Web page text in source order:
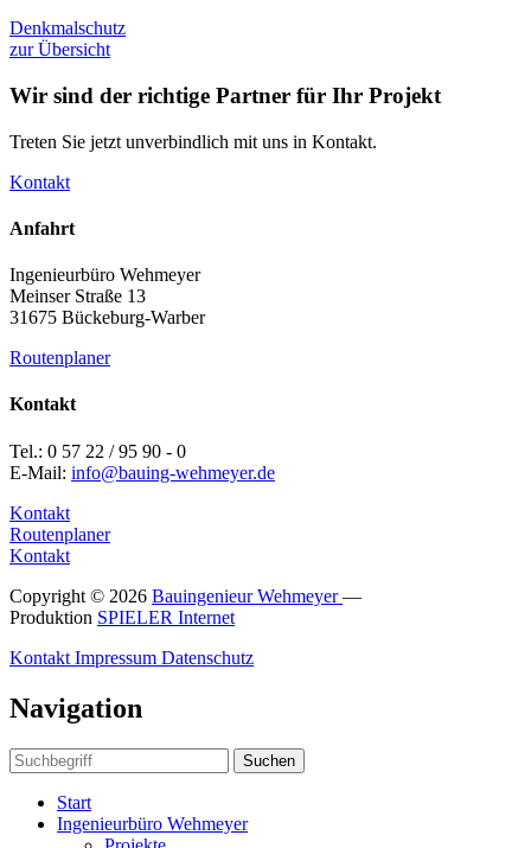
Denkmalschutz
zur Übersicht
Wir sind der richtige Partner für Ihr Projekt
Treten Sie jetzt unverbindlich mit uns in Kontakt.
Kontakt
Anfahrt
Ingenieurbüro Wehmeyer
Meinser Straße 13
31675 Bückeburg-Warber
Routenplaner
Kontakt
Tel.: 0 57 22 / 95 90 - 0
E-Mail: info@bauing-wehmeyer.de
Kontakt
Routenplaner
Kontakt
Copyright © 2026 Bauingenieur Wehmeyer—
Produktion SPIELER Internet
Kontakt Impressum Datenschutz
Navigation
Suchen
Start
Ingenieurbüro Wehmeyer